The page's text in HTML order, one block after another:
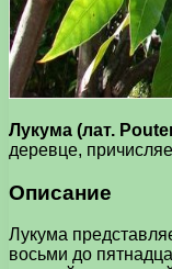
Лукума (лат.
деревце,
Описание
Лукума
восьми до